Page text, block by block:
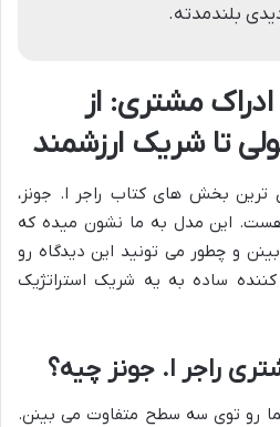
بلندمدته.
ادراک مشتری: از
تا شریک ارزشمند
ترین بخش های کتاب راجر ا. جونز،
هست. این مدل به ما نشون میده که
و چطور می تونید این دیدگاه رو
ساده به یه شریک استراتژیک
راجر ا. جونز چیه؟
رو توی سه سطح متفاوت می بینن.